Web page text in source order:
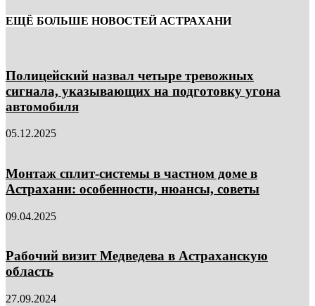
ЕЩЁ БОЛЬШЕ НОВОСТЕЙ АСТРАХАНИ
Полицейский назвал четыре тревожных
сигнала, указывающих на подготовку угона
автомобиля
05.12.2025
Монтаж сплит-системы в частном доме в
Астрахани: особенности, нюансы, советы
09.04.2025
Рабочий визит Медведева в Астраханскую
область
27.09.2024